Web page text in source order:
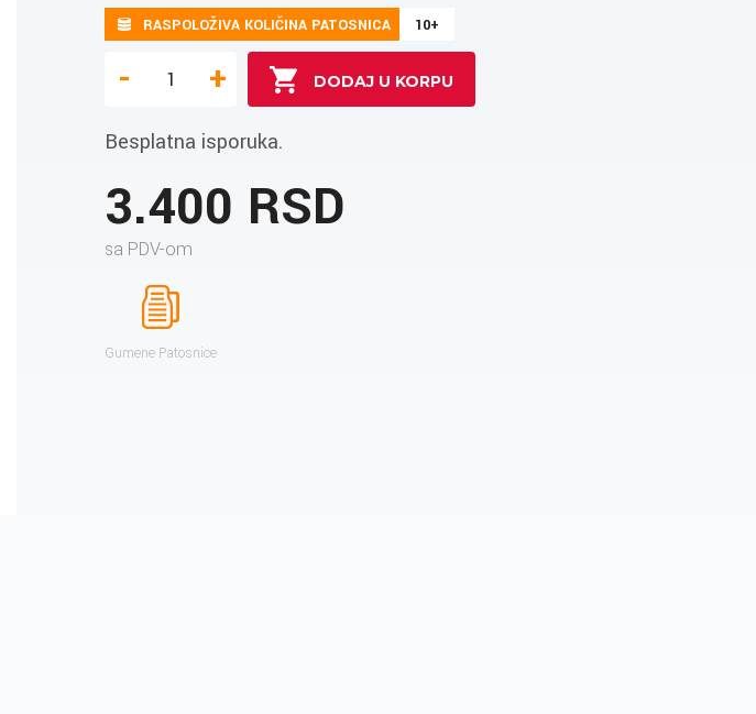
RASPOLOŽIVA KOLIČINA PATOSNICA 10+
- +
Besplatna isporuka.
3.400 RSD
sa PDV-om
Gumene Patosnice